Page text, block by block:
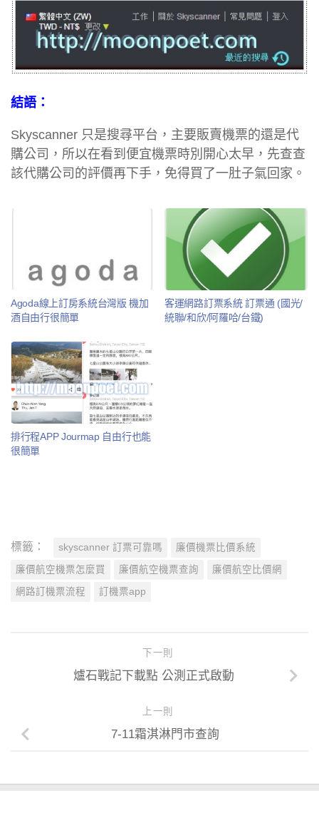
結語：
Skyscanner 只是搜尋平台，主要販賣機票的還是代
購公司，所以在看到便宜機票時別開心太早，先查查
該代購公司的評價再下手，免得買了一肚子氣回家。
Agoda線上訂房系統台灣版 機加
酒自由行很簡單
客運網路訂票系統 訂票通 (國光/
統聯/和欣/阿羅哈/台鐵)
排行程APP Jourmap 自由行也能
很簡單
標籤： skyscanner 訂票可靠嗎 廉價機票比價系統
廉價航空機票怎麼買 廉價航空機票查詢 廉價航空比價網
網路訂機票流程 訂機票app
下一則
爐石戰記下載點 公測正式啟動
上一則
7-11霜淇淋門市查詢